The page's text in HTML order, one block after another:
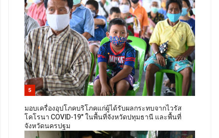
5
มอบเครื่องอุปโภคบริโภคแก่ผู้ได้รับผลกระทบจากไวรัส
โคโรนา COVID-19" ในพื้นที่จังหวัดปทุมธานี และพื้นที่
จังหวัดนครปฐม